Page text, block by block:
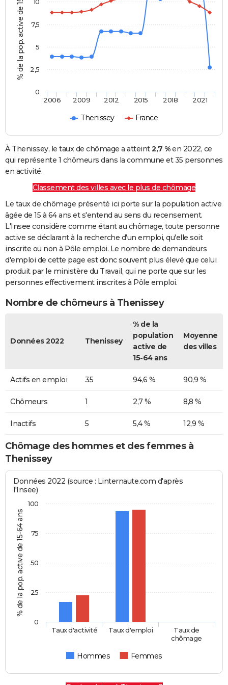
% de la pop. active de 15 - 64 ans
Thenissey France
2006 2009 2012 2015 2018 2021
0
2,5
5
7,5
À Thenissey, le taux de chômage a atteint2,7 %en 2022, ce
qui représente 1 chômeurs dans la commune et 35 personnes
en activité.
Classement des villes avec le plus de chômage
Le taux de chômage présenté ici porte sur la population active
âgée de 15 à 64 ans et s'entend au sens du recensement.
L'Insee considère comme étant au chômage, toute personne
active se déclarant à la recherche d'un emploi, qu'elle soit
inscrite ou non à Pôle emploi. Le nombre de demandeurs
d'emploi de cette page est donc souvent plus élevé que celui
produit par le ministère du Travail, qui ne porte que sur les
personnes effectivement inscrites à Pôle emploi.
Nombre de chômeurs à Thenissey
Données 2022 Thenissey
% de la
population
active de
15-64 ans
Moyenne
des villes
Actifs en emploi 35 94,6 % 90,9 %
Chômeurs 1 2,7 % 8,8 %
Inactifs 5 5,4 % 12,9 %
Chômage des hommes et des femmes à
Thenissey
% de la pop. active de 15-64 ans
Données 2022 (source : Linternaute.com d'après
l'Insee)
Hommes Femmes
Taux d'activité Taux d'emploi
Taux de
chômage
0
25
50
75
100